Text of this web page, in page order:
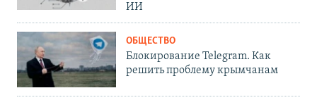
ИИ
ОБЩЕСТВО
Блокирование Telegram. Как
решить проблему крымчанам